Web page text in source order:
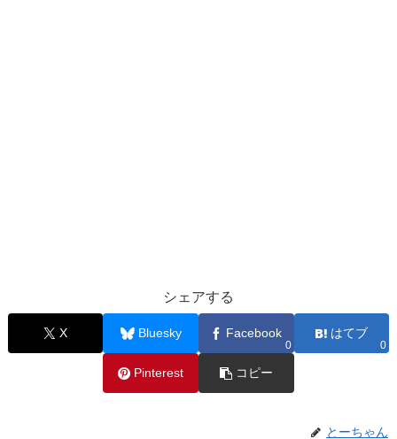
シェアする
X Bluesky Facebook
0
はてブ
0
Pinterest コピー
とーちゃん